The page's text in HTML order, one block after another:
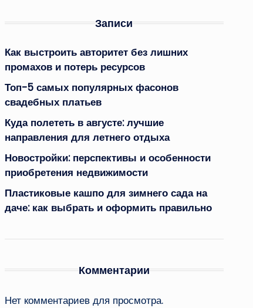
Записи
Как выстроить авторитет без лишних
промахов и потерь ресурсов
Топ-5 самых популярных фасонов
свадебных платьев
Куда полететь в августе: лучшие
направления для летнего отдыха
Новостройки: перспективы и особенности
приобретения недвижимости
Пластиковые кашпо для зимнего сада на
даче: как выбрать и оформить правильно
Комментарии
Нет комментариев для просмотра.